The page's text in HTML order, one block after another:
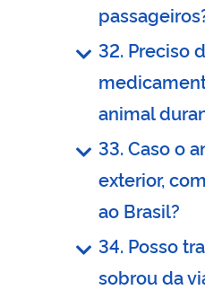
32. Preciso
animal
33. Caso o
exterior,
ao Brasil?
34. Posso
sobrou da